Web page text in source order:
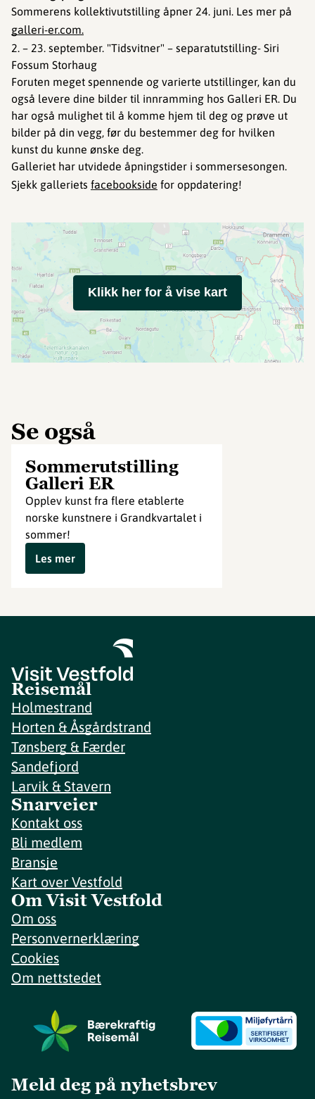
Sommerens kollektivutstilling åpner 24. juni. Les mer på
galleri-er.com.
2. – 23. september. "Tidsvitner" – separatutstilling- Siri
Fossum Storhaug
Foruten meget spennende og varierte utstillinger, kan du
også levere dine bilder til innramming hos Galleri ER. Du
har også mulighet til å komme hjem til deg og prøve ut
bilder på din vegg, før du bestemmer deg for hvilken
kunst du kunne ønske deg.
Galleriet har utvidede åpningstider i sommersesongen.
Sjekk galleriets facebookside for oppdatering!
Klikk her for å vise kart
Se også
Sommerutstilling
Galleri ER
Opplev kunst fra flere etablerte
norske kunstnere i Grandkvartalet i
sommer!
Les mer
Reisemål
Holmestrand
Horten & Åsgårdstrand
Tønsberg & Færder
Sandefjord
Larvik & Stavern
Snarveier
Kontakt oss
Bli medlem
Bransje
Kart over Vestfold
Om Visit Vestfold
Om oss
Personvernerklæring
Cookies
Om nettstedet
Meld deg på nyhetsbrev